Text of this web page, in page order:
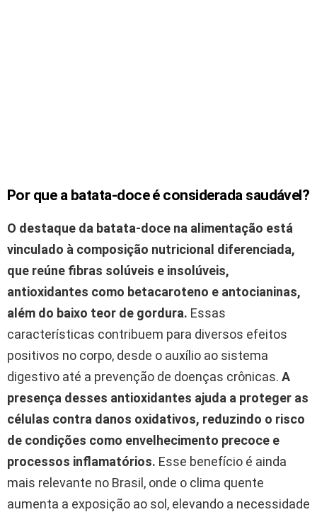
Por que a batata-doce é considerada saudável?
O destaque da batata-doce na alimentação está
vinculado à composição nutricional diferenciada,
que reúne fibras solúveis e insolúveis,
antioxidantes como betacaroteno e antocianinas,
além do baixo teor de gordura. Essas
características contribuem para diversos efeitos
positivos no corpo, desde o auxílio ao sistema
digestivo até a prevenção de doenças crônicas. A
presença desses antioxidantes ajuda a proteger as
células contra danos oxidativos, reduzindo o risco
de condições como envelhecimento precoce e
processos inflamatórios. Esse benefício é ainda
mais relevante no Brasil, onde o clima quente
aumenta a exposição ao sol, elevando a necessidade